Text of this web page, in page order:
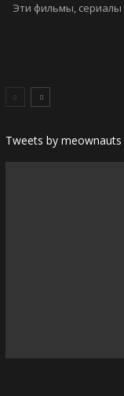
Эти фильмы, сериалы
Tweets by meownauts